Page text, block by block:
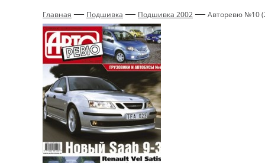
Главная — Подшивка — Подшивка 2002 — Авторевю №10